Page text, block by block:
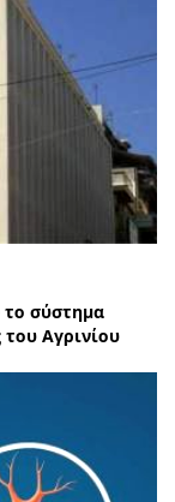
το σύστημα
Αγρινίου